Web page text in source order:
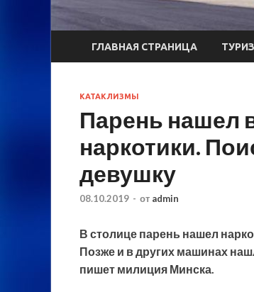
ГЛАВНАЯ СТРАНИЦА
КАТАКЛИЗМЫ
Парень нашел
наркотики.
девушку
08.10.2019 - от admin
В столице парень нашел
Позже и в других машинах
пишет милиция Минска.